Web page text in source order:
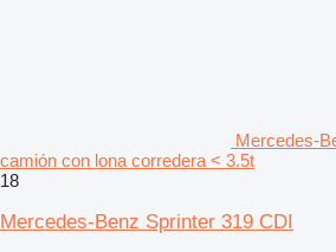
Mercedes-
camión con lona corredera < 3.5t
18
Mercedes-Benz Sprinter 319 CDI